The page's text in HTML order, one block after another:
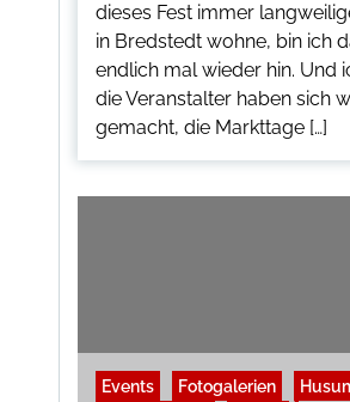
dieses Fest immer
in Bredstedt wohne, bin ich
endlich mal wieder hin. Und
die Veranstalter haben sich
gemacht, die Markttage […]
Events Fotogalerien